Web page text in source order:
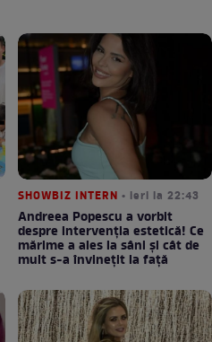
SHOWBIZ INTERN • ieri la 22:43
Andreea Popescu a vorbit
despre intervenția estetică! Ce
mărime a ales la sâni și cât de
mult s-a învinețit la față